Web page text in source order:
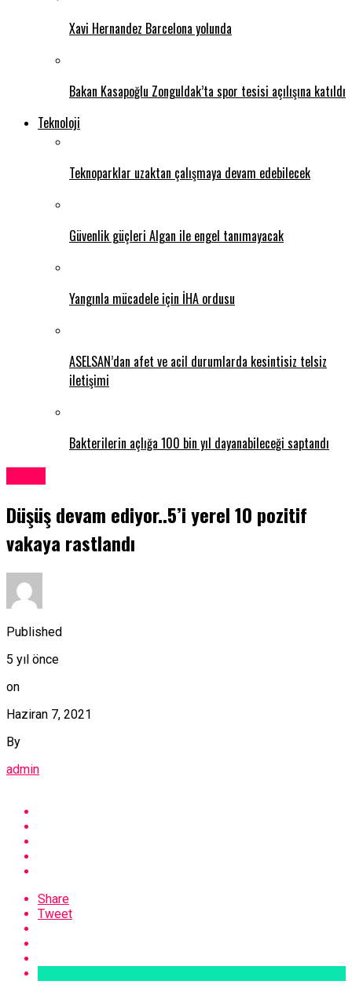
Xavi Hernandez Barcelona yolunda
Bakan Kasapoğlu Zonguldak’ta spor tesisi açılışına katıldı
Teknoloji
Teknoparklar uzaktan çalışmaya devam edebilecek
Güvenlik güçleri Algan ile engel tanımayacak
Yangınla mücadele için İHA ordusu
ASELSAN’dan afet ve acil durumlarda kesintisiz telsiz
iletişimi
Bakterilerin açlığa 100 bin yıl dayanabileceği saptandı
Düşüş devam ediyor..5’i yerel 10 pozitif
vakaya rastlandı
Published
5 yıl önce
on
Haziran 7, 2021
By
admin
Share
Tweet